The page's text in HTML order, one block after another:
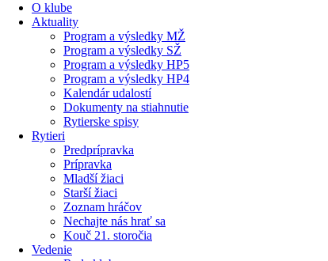
O klube
Aktuality
Program a výsledky MŽ
Program a výsledky SŽ
Program a výsledky HP5
Program a výsledky HP4
Kalendár udalostí
Dokumenty na stiahnutie
Rytierske spisy
Rytieri
Predprípravka
Prípravka
Mladší žiaci
Starší žiaci
Zoznam hráčov
Nechajte nás hrať sa
Kouč 21. storočia
Vedenie